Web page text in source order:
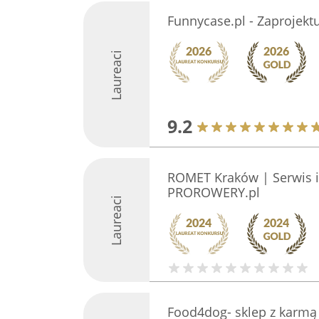
Laureaci
Funnycase.pl -
9.2
Laureaci
ROMET Kraków |
PROROWERY.pl
Food4dog- sklep z